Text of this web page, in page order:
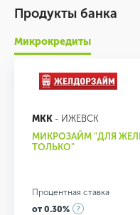
Продукты банка
Микрокредиты
МКК - ИЖЕВСК
МИКРОЗАЙМ "ДЛЯ
ТОЛЬКО"
Процентная ставка
от 0.30%